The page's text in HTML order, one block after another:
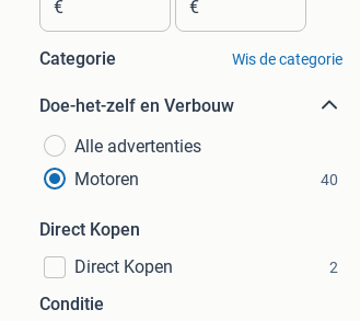
€ €
Categorie Wis de categorie
Doe-het-zelf en Verbouw
Alle advertenties
Motoren
40
Direct Kopen
Direct Kopen
2
Conditie